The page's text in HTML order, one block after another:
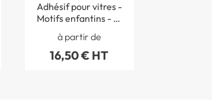
Adhésif pour vitres -
Motifs enfantins - 1,1
à partir de
16,50 € HT